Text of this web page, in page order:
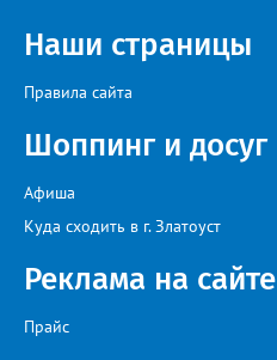
Наши страницы
Правила сайта
Шоппинг и досуг
Афиша
Куда сходить в г. Златоуст
Реклама на сайте
Прайс